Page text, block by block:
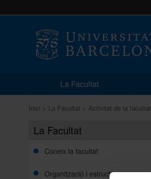
La Facultat
Inici La Facultat Activitat de la facultat
La Facultat
Coneix la facultat
Organització i estructura